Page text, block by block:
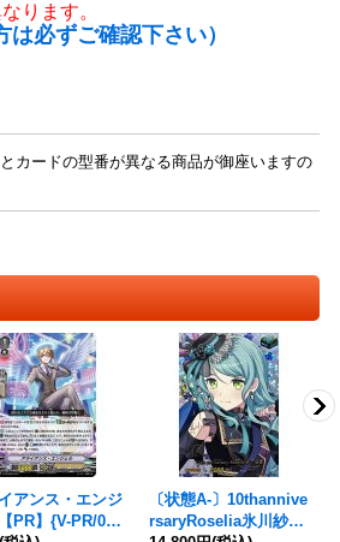
ります。
必ずご確認下さい）
カードの型番が異なる商品が御座いますの
アンス・エンジ
PR】{V-PR/058
〔状態A-〕10thannive
rsaryRoselia氷川紗夜